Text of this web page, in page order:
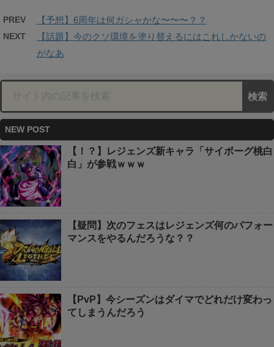
PREV 【予想】6周年は何ガシャかな〜〜〜？？
NEXT
【話題】今のクソ環境を塗り替えるにはこれしかないの
がなあ
NEW POST
【！？】レジェンズ新キャラ「サイボーグ桃白
白」が参戦ｗｗｗ
【疑問】次のフェスはレジェンズ何のパフォー
マンスをやるんだろうな？？
【PvP】今シーズンはダイマでどれだけ変わっ
てしまうんだろう